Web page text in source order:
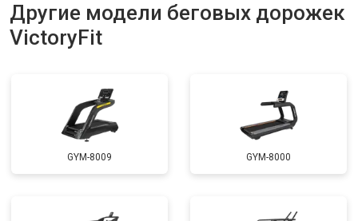
Другие модели беговых дорожек
VictoryFit
GYM-8009 GYM-8000